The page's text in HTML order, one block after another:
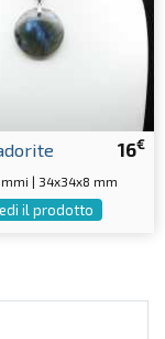
16€
| 34x34x8 mm
il prodotto